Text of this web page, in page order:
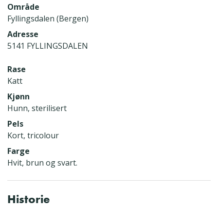
Område
Fyllingsdalen (Bergen)
Adresse
5141 FYLLINGSDALEN
Rase
Katt
Kjønn
Hunn, sterilisert
Pels
Kort, tricolour
Farge
Hvit, brun og svart.
Historie